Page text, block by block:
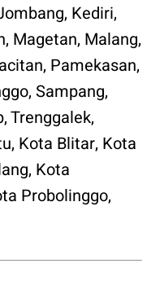
, Kediri,
, Magetan, Malang,
, Pamekasan,
, Sampang,
,Trenggalek,
, Kota Blitar, Kota
, Kota
Probolinggo,